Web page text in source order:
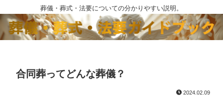
葬儀・葬式・法要についての分かりやすい説明。
合同葬ってどんな葬儀？
2024.02.09